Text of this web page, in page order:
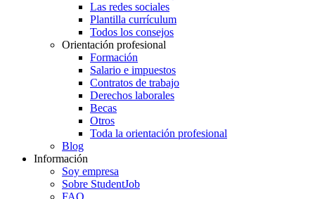
Las redes sociales
Plantilla currículum
Todos los consejos
Orientación profesional
Formación
Salario e impuestos
Contratos de trabajo
Derechos laborales
Becas
Otros
Toda la orientación profesional
Blog
Información
Soy empresa
Sobre StudentJob
FAQ